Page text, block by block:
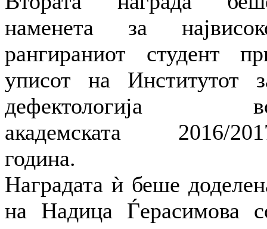
наменета за
рангираниот студент
уписот на Институтот
дефектологија
академската 2016/
година.
Наградата ѝ беше
на Надица Ѓерасимова